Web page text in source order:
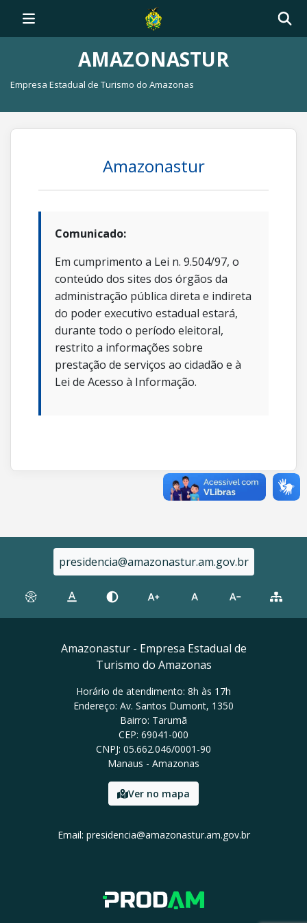
AMAZONASTUR
Empresa Estadual de Turismo do Amazonas
Amazonastur
Comunicado:
Em cumprimento a Lei n. 9.504/97, o
conteúdo dos sites dos órgãos da
administração pública direta e indireta
do poder executivo estadual estará,
durante todo o período eleitoral,
restrito a informações sobre
prestação de serviços ao cidadão e à
Lei de Acesso à Informação.
presidencia@amazonastur.am.gov.br
Amazonastur - Empresa Estadual de
Turismo do Amazonas
Horário de atendimento: 8h às 17h
Endereço: Av. Santos Dumont, 1350
Bairro: Tarumã
CEP: 69041-000
CNPJ: 05.662.046/0001-90
Manaus - Amazonas
Ver no mapa
Email: presidencia@amazonastur.am.gov.br